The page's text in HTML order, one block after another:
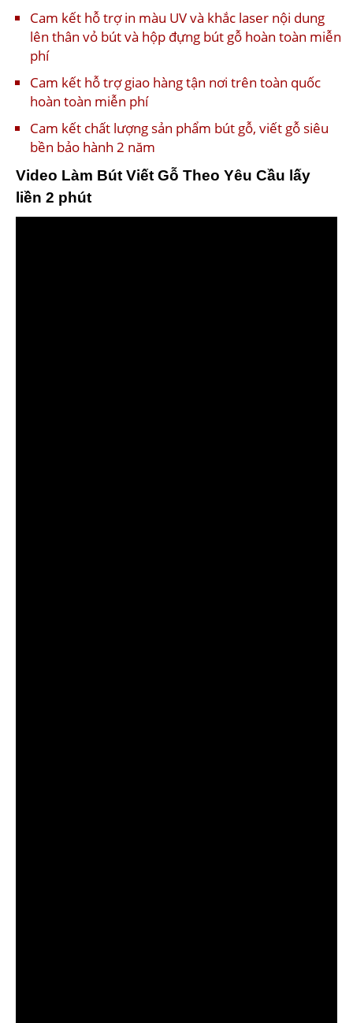
Cam kết hỗ trợ in màu UV và khắc laser nội dung
lên thân vỏ bút và hộp đựng bút gỗ hoàn toàn miễn
phí
Cam kết hỗ trợ giao hàng tận nơi trên toàn quốc
hoàn toàn miễn phí
Cam kết chất lượng sản phẩm bút gỗ, viết gỗ siêu
bền bảo hành 2 năm
Video Làm Bút Viết Gỗ Theo Yêu Cầu lấy
liền 2 phút